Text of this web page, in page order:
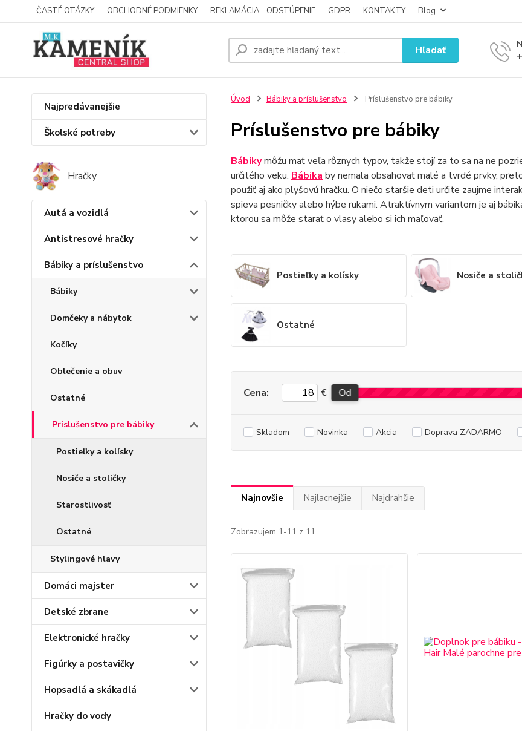
ČASTÉ OTÁZKY OBCHODNÉ PODMIENKY REKLAMÁCIA - ODSTÚPENIE GDPR KONTAKTY Blog
Hľadať
Najpredávanejšie
Školské potreby
Hračky
Autá a vozidlá
Antistresové hračky
Bábiky a príslušenstvo
Bábiky
Domčeky a nábytok
Kočíky
Oblečenie a obuv
Ostatné
Príslušenstvo pre bábiky
Postieľky a kolísky
Nosiče a stoličky
Starostlivosť
Ostatné
Stylingové hlavy
Domáci majster
Detské zbrane
Elektronické hračky
Figúrky a postavičky
Hopsadlá a skákadlá
Hračky do vody
Úvod Bábiky a príslušenstvo Príslušenstvo pre bábiky
Príslušenstvo pre bábiky
Bábikymôžu mať veľa rôznych typov, takže stojí za to sa na ne
určitého veku. Bábika by nemala obsahovať malé a tvrdé prvky,
použiť aj ako plyšovú hračku. O niečo staršie deti určite zaujme
spieva pesničky alebo hýbe rukami. Atraktívnym variantom je aj
ktorou sa môže starať o vlasy alebo si ich maľovať.
Postieľky a kolísky Nosiče a
Ostatné
Cena: € Od
Skladom Novinka Akcia Doprava ZADARMO
Najnovšie Najlacnejšie Najdrahšie
Zobrazujem 1-11 z 11